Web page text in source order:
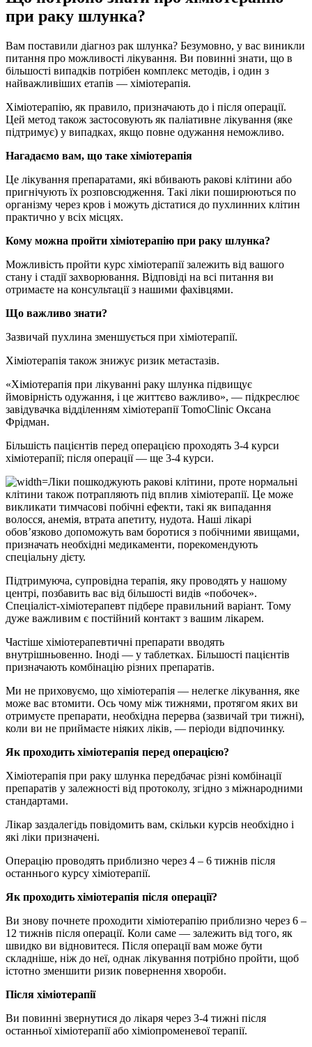
при раку шлунка?
Вам поставили діагноз рак шлунка? Безумовно, у вас виникли
питання про можливості лікування. Ви повинні знати, що в
більшості випадків потрібен комплекс методів, і один з
найважливіших етапів — хіміотерапія.
Хіміотерапію, як правило, призначають до і після операції.
Цей метод також застосовують як паліативне лікування (яке
підтримує) у випадках, якщо повне одужання неможливо.
Нагадаємо вам, що таке хіміотерапія
Це лікування препаратами, які вбивають ракові клітини або
пригнічують їх розповсюдження. Такі ліки поширюються по
організму через кров і можуть дістатися до пухлинних клітин
практично у всіх місцях.
Кому можна пройти хіміотерапію при раку шлунка?
Можливість пройти курс хіміотерапії залежить від вашого
стану і стадії захворювання. Відповіді на всі питання ви
отримаєте на консультації з нашими фахівцями.
Що важливо знати?
Зазвичай пухлина зменшується при хіміотерапії.
Хіміотерапія також знижує ризик метастазів.
«Хіміотерапія при лікуванні раку шлунка підвищує
ймовірність одужання, і це життєво важливо», — підкреслює
завідувачка відділенням хіміотерапії TomoClinic Оксана
Фрідман.
Більшість пацієнтів перед операцією проходять 3-4 курси
хіміотерапії; після операції — ще 3-4 курси.
Ліки пошкоджують ракові клітини, проте нормальні
клітини також потрапляють під вплив хіміотерапії. Це може
викликати тимчасові побічні ефекти, такі як випадання
волосся, анемія, втрата апетиту, нудота. Наші лікарі
обов’язково допоможуть вам боротися з побічними явищами,
призначать необхідні медикаменти, порекомендують
спеціальну дієту.
Підтримуюча, супровідна терапія, яку проводять у нашому
центрі, позбавить вас від більшості видів «побочек».
Спеціаліст-хіміотерапевт підбере правильний варіант. Тому
дуже важливим є постійний контакт з вашим лікарем.
Частіше хіміотерапевтичні препарати вводять
внутрішньовенно. Іноді — у таблетках. Більшості пацієнтів
призначають комбінацію різних препаратів.
Ми не приховуємо, що хіміотерапія — нелегке лікування, яке
може вас втомити. Ось чому між тижнями, протягом яких ви
отримуєте препарати, необхідна перерва (зазвичай три тижні),
коли ви не приймаєте ніяких ліків, — періоди відпочинку.
Як проходить хіміотерапія перед операцією?
Хіміотерапія при раку шлунка передбачає різні комбінації
препаратів у залежності від протоколу, згідно з міжнародними
стандартами.
Лікар заздалегідь повідомить вам, скільки курсів необхідно і
які ліки призначені.
Операцію проводять приблизно через 4 – 6 тижнів після
останнього курсу хіміотерапії.
Як проходить хіміотерапія після операції?
Ви знову почнете проходити хіміотерапію приблизно через 6 –
12 тижнів після операції. Коли саме — залежить від того, як
швидко ви відновитеся. Після операції вам може бути
складніше, ніж до неї, однак лікування потрібно пройти, щоб
істотно зменшити ризик повернення хвороби.
Після хіміотерапії
Ви повинні звернутися до лікаря через 3-4 тижні після
останньої хіміотерапії або хіміопроменевої терапії.